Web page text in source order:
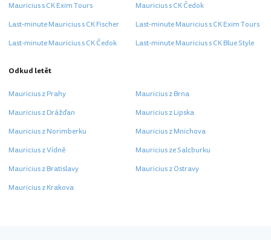
Mauricius s CK Exim Tours
Mauricius s CK Čedok
Last-minute Mauricius s CK Fischer
Last-minute Mauricius s CK Exim Tours
Last-minute Mauricius s CK Čedok
Last-minute Mauricius s CK Blue Style
Odkud letět
Mauricius z Prahy
Mauricius z Brna
Mauricius z Drážďan
Mauricius z Lipska
Mauricius z Norimberku
Mauricius z Mnichova
Mauricius z Vídně
Mauricius ze Salcburku
Mauricius z Bratislavy
Mauricius z Ostravy
Mauricius z Krakova